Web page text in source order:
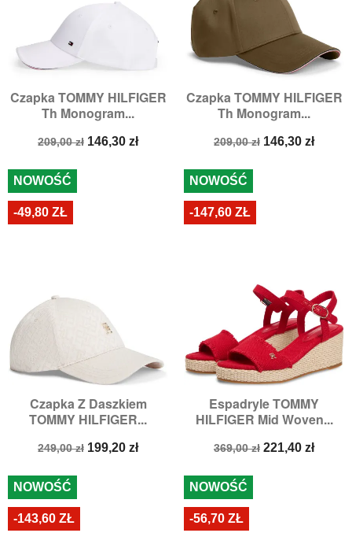
Czapka TOMMY HILFIGER
Th Monogram...
Cena
209,00 zł Cena
146,30 zł
Czapka TOMMY HILFIGER
Th Monogram...
Cena
209,00 zł Cena
146,30 zł
Czapka Z Daszkiem
TOMMY HILFIGER...
Cena
249,00 zł Cena
199,20 zł
NOWOŚĆ
-49,80 ZŁ
Espadryle TOMMY
HILFIGER Mid Woven...
Cena
369,00 zł Cena
221,40 zł
NOWOŚĆ
-147,60 ZŁ
NOWOŚĆ
-143,60 ZŁ
NOWOŚĆ
-56,70 ZŁ